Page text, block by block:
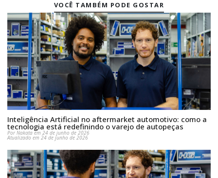
VOCÊ TAMBÉM PODE GOSTAR
Inteligência Artificial no aftermarket automotivo: como a
tecnologia está redefinindo o varejo de autopeças
Por Nakata em 24 de junho de 2026
Atualizado em 24 de junho de 2026